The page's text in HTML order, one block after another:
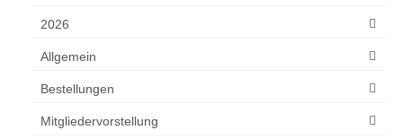
2026
Allgemein
Bestellungen
Mitgliedervorstellung